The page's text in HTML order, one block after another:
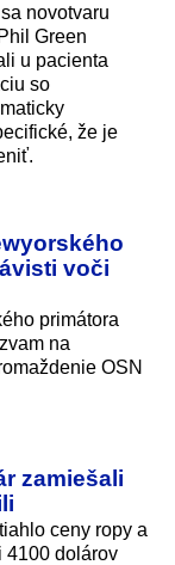
novotvaru
Green
u pacienta
so
že je
voči
primátora
na
OSN
zamiešali
ceny ropy a
4100 dolárov